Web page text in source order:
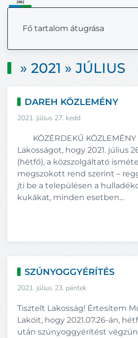
Fő tartalom átugrása
» 2021 » JÚLIUS
DAREH KÖZLEMÉNY
2021. július 27. kedd
KÖZÉRDEKŰ KÖZLEMÉNY
Lakosságot, hogy 2021. július
(hétfő), a közszolgáltató
megszokott rend szerint –
jti be a településen a
kukákat, minden esetben…
SZÚNYOGGYÉRÍTÉS
2021. július 23. péntek
Tisztelt Lakosság! Értesítem
Lakóit, hogy 2021.07.26-án,
után szúnyoggyérítést